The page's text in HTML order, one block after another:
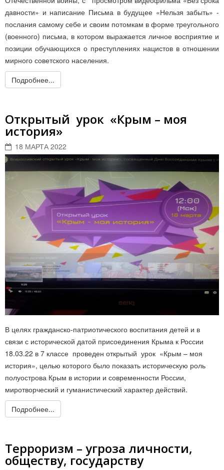
давности» и написание Письма в будущее «Нельзя забыть» -
послания самому себе и своим потомкам в форме треугольного
(военного) письма, в котором выражается личное восприятие и
позиции обучающихся о преступлениях нацистов в отношении
мирного советского населения.
Подробнее...
Открытый урок «Крым – моя
история»
18 МАРТА 2022
В целях гражданско-патриотического воспитания детей и в
связи с исторической датой присоединения Крыма к России
18.03.22 в 7 классе проведен открытый урок «Крым – моя
история», целью которого было показать историческую роль
полуострова Крым в истории и современности России,
миротворческий и гуманистический характер действий.
Подробнее...
Терроризм – угроза личности,
обществу, государству